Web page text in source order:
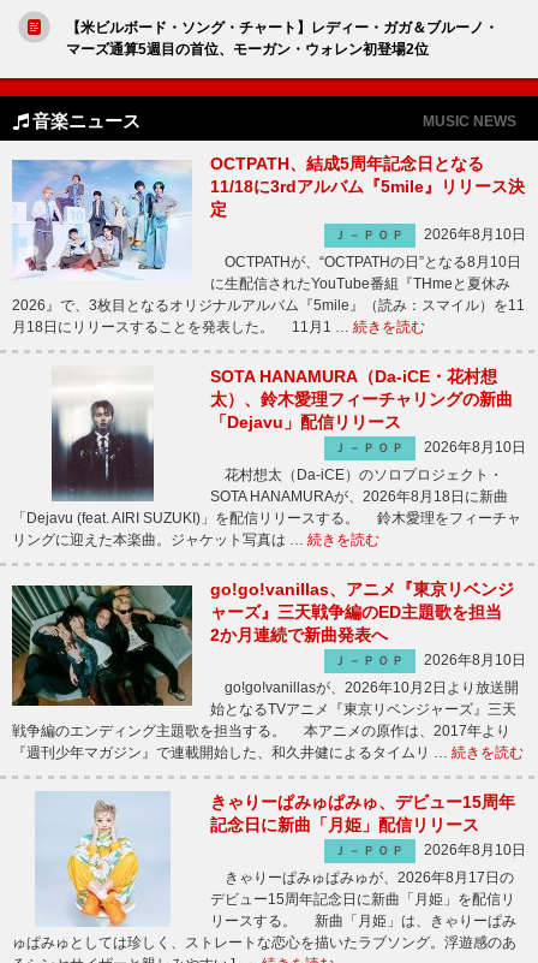
【米ビルボード・ソング・チャート】レディー・ガガ＆ブルーノ・
マーズ通算5週目の首位、モーガン・ウォレン初登場2位
音楽ニュース MUSIC NEWS
OCTPATH、結成5周年記念日となる
11/18に3rdアルバム『5mile』リリース決
定
Ｊ－ＰＯＰ
2026年8月10日
OCTPATHが、“OCTPATHの日”となる8月10日
に生配信されたYouTube番組『THmeと夏休み
2026』で、3枚目となるオリジナルアルバム『5mile』（読み：スマイル）を11
月18日にリリースすることを発表した。 11月1 … 続きを読む
SOTA HANAMURA（Da-iCE・花村想
太）、鈴木愛理フィーチャリングの新曲
「Dejavu」配信リリース
Ｊ－ＰＯＰ
2026年8月10日
花村想太（Da-iCE）のソロプロジェクト・
SOTA HANAMURAが、2026年8月18日に新曲
「Dejavu (feat. AIRI SUZUKI)」を配信リリースする。 鈴木愛理をフィーチャ
リングに迎えた本楽曲。ジャケット写真は … 続きを読む
go!go!vanillas、アニメ『東京リベンジ
ャーズ』三天戦争編のED主題歌を担当
2か月連続で新曲発表へ
Ｊ－ＰＯＰ
2026年8月10日
go!go!vanillasが、2026年10月2日より放送開
始となるTVアニメ『東京リベンジャーズ』三天
戦争編のエンディング主題歌を担当する。 本アニメの原作は、2017年より
『週刊少年マガジン』で連載開始した、和久井健によるタイムリ … 続きを読む
きゃりーぱみゅぱみゅ、デビュー15周年
記念日に新曲「月姫」配信リリース
Ｊ－ＰＯＰ
2026年8月10日
きゃりーぱみゅぱみゅが、2026年8月17日の
デビュー15周年記念日に新曲「月姫」を配信リ
リースする。 新曲「月姫」は、きゃりーぱみ
ゅぱみゅとしては珍しく、ストレートな恋心を描いたラブソング。浮遊感のあ